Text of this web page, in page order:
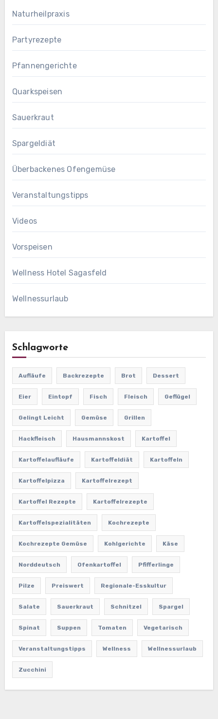
Naturheilpraxis
Partyrezepte
Pfannengerichte
Quarkspeisen
Sauerkraut
Spargeldiät
Überbackenes Ofengemüse
Veranstaltungstipps
Videos
Vorspeisen
Wellness Hotel Sagasfeld
Wellnessurlaub
Schlagworte
Aufläufe Backrezepte Brot Dessert
Eier Eintopf Fisch Fleisch Geflügel
Gelingt Leicht Gemüse Grillen
Hackfleisch Hausmannskost Kartoffel
Kartoffelaufläufe Kartoffeldiät Kartoffeln
Kartoffelpizza Kartoffelrezept
Kartoffel Rezepte Kartoffelrezepte
Kartoffelspezialitäten Kochrezepte
Kochrezepte Gemüse Kohlgerichte Käse
Norddeutsch Ofenkartoffel Pfifferlinge
Pilze Preiswert Regionale-Esskultur
Salate Sauerkraut Schnitzel Spargel
Spinat Suppen Tomaten Vegetarisch
Veranstaltungstipps Wellness Wellnessurlaub
Zucchini